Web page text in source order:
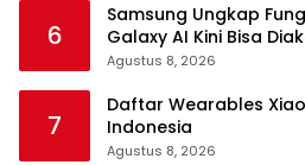
6
Samsung Ungkap
Galaxy AI Kini Bisa
Agustus 8, 2026
7
Daftar Wearables
Indonesia
Agustus 8, 2026